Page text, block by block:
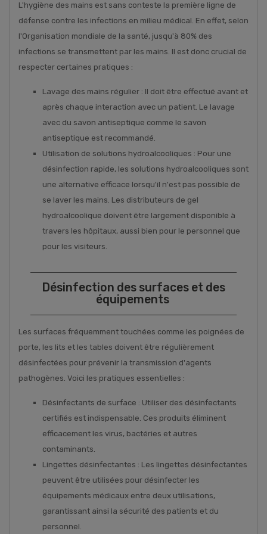
L'hygiène des mains est sans conteste la première ligne de
défense contre les infections en milieu médical. En effet, selon
l'Organisation mondiale de la santé, jusqu'à 80% des
infections se transmettent par les mains. Il est donc crucial de
respecter certaines pratiques :
Lavage des mains régulier : Il doit être effectué avant et
après chaque interaction avec un patient. Le lavage
avec du savon antiseptique comme le savon
antiseptique est recommandé.
Utilisation de solutions hydroalcooliques : Pour une
désinfection rapide, les solutions hydroalcooliques sont
une alternative efficace lorsqu'il n'est pas possible de
se laver les mains. Les distributeurs de gel
hydroalcoolique doivent être largement disponible à
travers les hôpitaux, aussi bien pour le personnel que
pour les visiteurs.
Désinfection des surfaces et des
équipements
Les surfaces fréquemment touchées comme les poignées de
porte, les lits et les tables doivent être régulièrement
désinfectées pour prévenir la transmission d'agents
pathogènes. Voici les pratiques essentielles :
Désinfectants de surface : Utiliser des désinfectants
certifiés est indispensable. Ces produits éliminent
efficacement les virus, bactéries et autres
contaminants.
Lingettes désinfectantes : Les lingettes désinfectantes
peuvent être utilisées pour désinfecter les
équipements médicaux entre deux utilisations,
garantissant ainsi la sécurité des patients et du
personnel.